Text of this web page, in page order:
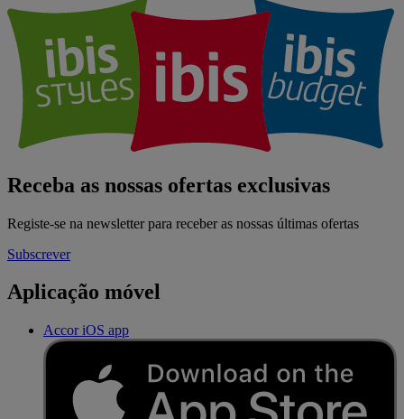
Receba as nossas ofertas exclusivas
Registe-se na newsletter para receber as nossas últimas ofertas
Subscrever
Aplicação móvel
Accor iOS app